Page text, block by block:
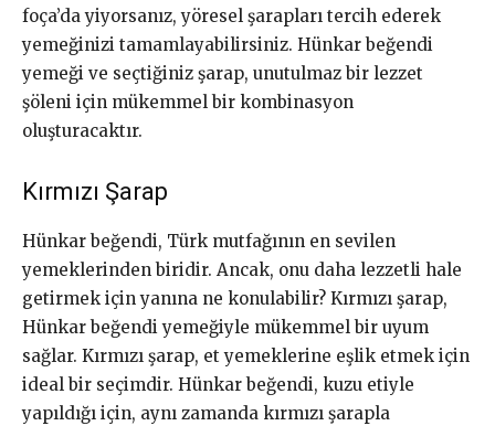
foça’da yiyorsanız, yöresel şarapları tercih ederek
yemeğinizi tamamlayabilirsiniz. Hünkar beğendi
yemeği ve seçtiğiniz şarap, unutulmaz bir lezzet
şöleni için mükemmel bir kombinasyon
oluşturacaktır.
Kırmızı Şarap
Hünkar beğendi, Türk mutfağının en sevilen
yemeklerinden biridir. Ancak, onu daha lezzetli hale
getirmek için yanına ne konulabilir? Kırmızı şarap,
Hünkar beğendi yemeğiyle mükemmel bir uyum
sağlar. Kırmızı şarap, et yemeklerine eşlik etmek için
ideal bir seçimdir. Hünkar beğendi, kuzu etiyle
yapıldığı için, aynı zamanda kırmızı şarapla